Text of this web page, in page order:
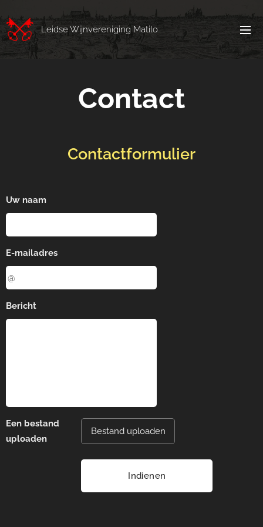
Leidse Wijnvereniging Matilo
Contact
Contactformulier
Uw naam
E-mailadres
Bericht
Een bestand
uploaden
Bestand uploaden
Indienen